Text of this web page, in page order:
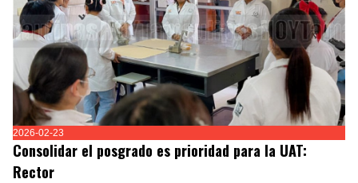
2026-02-23
Consolidar el posgrado es prioridad para la UAT:
Rector